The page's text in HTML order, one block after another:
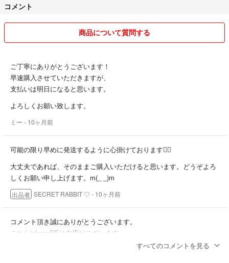
iPhone15
iPhone16pro max
iPhone16 plus
■カラー
グリーン／グレー／ブラウン
このままご購入の場合、『iPhone16のグレー』となります。
その他を機種ご希望であれば、コメントお願い致します。
※ケース上の英文字は異なる場合がございます
#韓国 #スマホケース #韓国雑貨 #北欧雑貨
#シリコン #立体 #ゆるカワ #キーホルダー #学生 #スマホ #カバー #可愛
い #キーホルダー付き #落下防止 #ストレス解散
#ケース #iPhoneケース #アクセサリー #アクセ
e wiggle wiggle NADIA kobinai wego spinns 冬 韓国通販
zara emoda moussy sly seventeen EXO NCT BTS txt straykids theboy
購入前コメントをお願い致します♡(*ᴗˬᴗ)
✿ ✿ εїз ✿ ✿ ✿ εїз ✿ ✿
残念評価について、
評価前、何かございましたら、
誠実に対応させて頂きますので、必ずご連絡頂けますようにお願いいた
どうぞよろしくお願い致します。
【発送について】
商品は全て在庫がございます。
海外の実店舗を経営しており多忙のため、
発送は10日から14日を頂いておりますm(_ _)m
（可能の限り早めに発送するように心掛けております）
ご不便をおかけしますが、何卒どうぞよろしくお願いします。ご理解の
上、ご購入お願いいたします♡
コメント
商品について質問する
ご丁寧にありがとうございます！
早速購入させていただきますが、
支払いは明日になると思います。
よろしくお願い致します。
ミー - 10ヶ月前
可能の限り早めに発送するように心掛けております🙇‍♀️
大丈夫であれば、そのままご購入いただけると思います。どうぞよろ
しくお願い申し上げます。m(_ _)m
出品者 SECRET RABBIT ♡ - 10ヶ月前
コメント頂き誠にありがとうございます。
こちらiphoneSEは在庫がございます。
発送はプロフィール記載のとおりお時間を頂き、すべてのコメントを見る